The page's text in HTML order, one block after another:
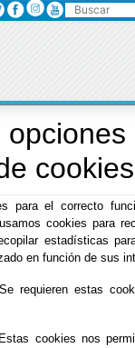
para el correcto
cookies para
estadísticas
en función de sus
Se requieren estas
Estas cookies nos
Publicado:
Buscar